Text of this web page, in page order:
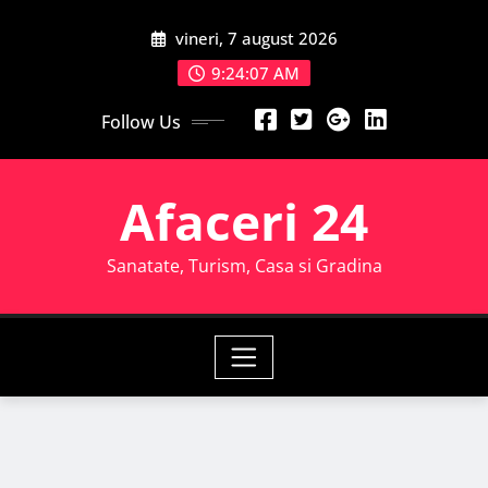
vineri, 7 august 2026
9:24:08 AM
Follow Us
Afaceri 24
Sanatate, Turism, Casa si Gradina